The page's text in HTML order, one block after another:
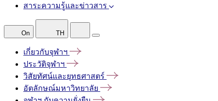
สาระความรู้และข่าวสาร
On TH
เกี่ยวกับจุฬาฯ
ประวัติจุฬาฯ
วิสัยทัศน์และยุทธศาสตร์
อัตลักษณ์มหาวิทยาลัย